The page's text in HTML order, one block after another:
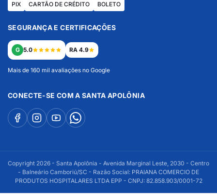
PIX CARTÃO DE CRÉDITO BOLETO
SEGURANÇA E CERTIFICAÇÕES
G 5.0 RA 4.9
Mais de 160 mil avaliações no Google
CONECTE-SE COM A SANTA APOLÔNIA
Copyright 2026 - Santa Apolônia - Avenida Marginal Leste, 2030 - Centro
- Balneário Camboriú/SC - Razão Social: PRAIANA COMERCIO DE
PRODUTOS HOSPITALARES LTDA EPP - CNPJ: 82.858.903/0001-72